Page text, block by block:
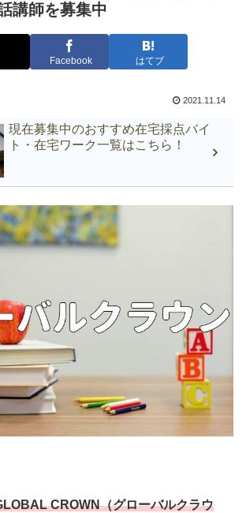
講師を募集中
Facebook はてブ
2021.11.14
現在募集中のおすすめ在宅採点バイ
ト・在宅ワーク一覧はこちら！
CROWN（グローバルクラウ